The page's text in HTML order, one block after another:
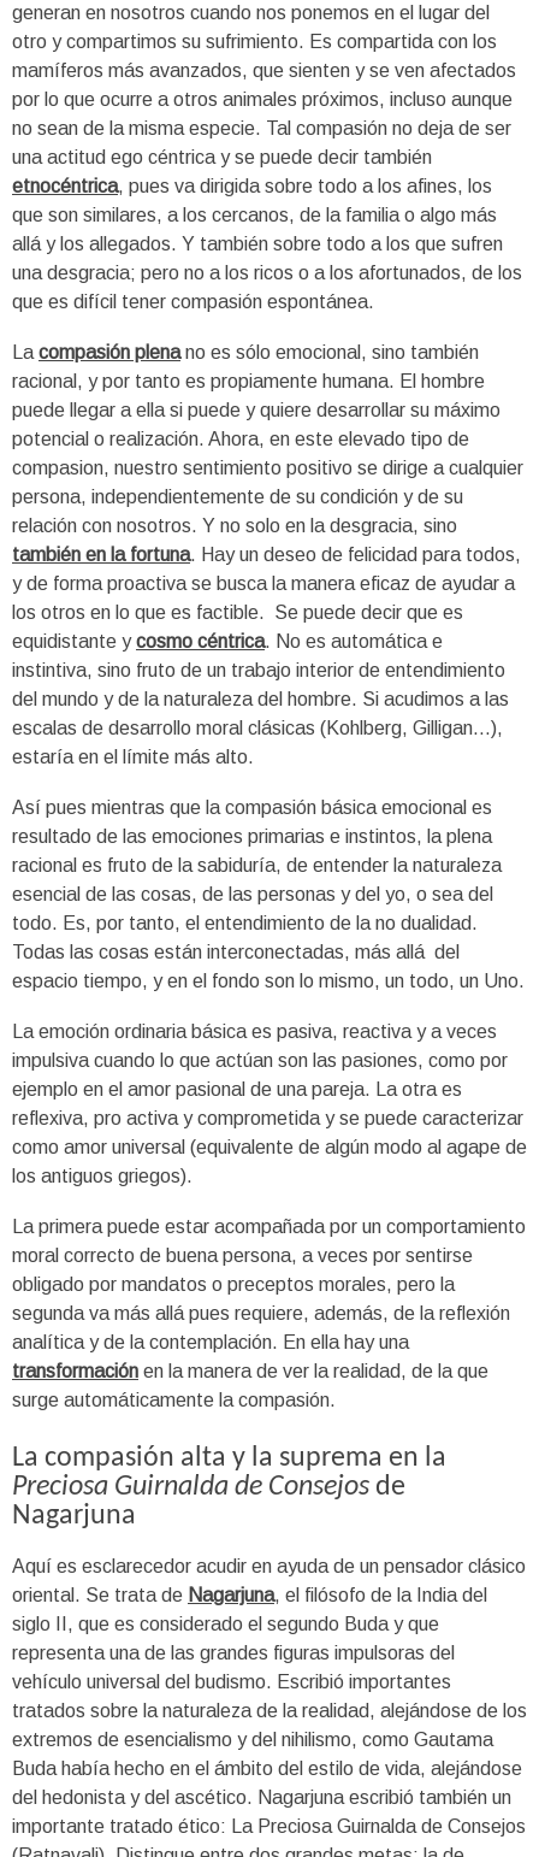
generan en nosotros cuando nos ponemos en el lugar del
otro y compartimos su sufrimiento. Es compartida con los
mamíferos más avanzados, que sienten y se ven afectados
por lo que ocurre a otros animales próximos, incluso aunque
no sean de la misma especie. Tal compasión no deja de ser
una actitud ego céntrica y se puede decir también
etnocéntrica, pues va dirigida sobre todo a los afines, los
que son similares, a los cercanos, de la familia o algo más
allá y los allegados. Y también sobre todo a los que sufren
una desgracia; pero no a los ricos o a los afortunados, de los
que es difícil tener compasión espontánea.
La compasión plenano es sólo emocional, sino también
racional, y por tanto es propiamente humana. El hombre
puede llegar a ella si puede y quiere desarrollar su máximo
potencial o realización. Ahora, en este elevado tipo de
compasion, nuestro sentimiento positivo se dirige a cualquier
persona, independientemente de su condición y de su
relación con nosotros. Y no solo en la desgracia, sino
también en la fortuna. Hay un deseo de felicidad para todos,
y de forma proactiva se busca la manera eficaz de ayudar a
los otros en lo que es factible. Se puede decir que es
equidistante ycosmo céntrica. No es automática e
instintiva, sino fruto de un trabajo interior de entendimiento
del mundo y de la naturaleza del hombre. Si acudimos a las
escalas de desarrollo moral clásicas (Kohlberg, Gilligan…),
estaría en el límite más alto.
Así pues mientras que la compasión básica emocional es
resultado de las emociones primarias e instintos, la plena
racional es fruto de la sabiduría, de entender la naturaleza
esencial de las cosas, de las personas y del yo, o sea del
todo. Es, por tanto, el entendimiento de la no dualidad.
Todas las cosas están interconectadas, más allá del
espacio tiempo, y en el fondo son lo mismo, un todo, un Uno.
La emoción ordinaria básica es pasiva, reactiva y a veces
impulsiva cuando lo que actúan son las pasiones, como por
ejemplo en el amor pasional de una pareja. La otra es
reflexiva, pro activa y comprometida y se puede caracterizar
como amor universal (equivalente de algún modo al agape de
los antiguos griegos).
La primera puede estar acompañada por un comportamiento
moral correcto de buena persona, a veces por sentirse
obligado por mandatos o preceptos morales, pero la
segunda va más allá pues requiere, además, de la reflexión
analítica y de la contemplación. En ella hay una
transformación en la manera de ver la realidad, de la que
surge automáticamente la compasión.
La compasión alta y la suprema en la
Preciosa Guirnalda de Consejos de
Nagarjuna
Aquí es esclarecedor acudir en ayuda de un pensador clásico
oriental. Se trata de Nagarjuna, el filósofo de la India del
siglo II, que es considerado el segundo Buda y que
representa una de las grandes figuras impulsoras del
vehículo universal del budismo. Escribió importantes
tratados sobre la naturaleza de la realidad, alejándose de los
extremos de esencialismo y del nihilismo, como Gautama
Buda había hecho en el ámbito del estilo de vida, alejándose
del hedonista y del ascético. Nagarjuna escribió también un
importante tratado ético: La Preciosa Guirnalda de Consejos